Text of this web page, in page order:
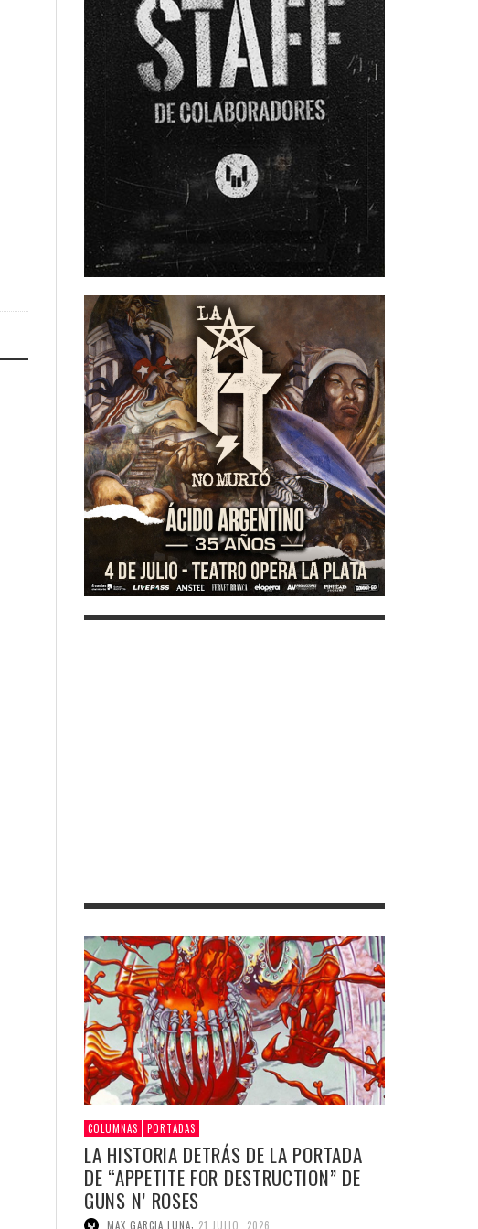
COLUMNAS PORTADAS
LA HISTORIA DETRÁS DE LA PORTADA
DE “APPETITE FOR DESTRUCTION” DE
GUNS N’ ROSES
MAX GARCIA LUNA, 21 JULIO, 2026